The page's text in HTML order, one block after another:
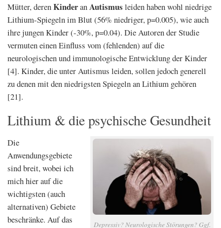
Mütter, derenKinderanAutismus leiden haben wohl niedrige
Lithium-Spiegeln im Blut (56% niedriger, p=0.005), wie auch
ihre jungen Kinder (-30%, p=0.04). Die Autoren der Studie
vermuten einen Einfluss vom (fehlenden) auf die
neurologischen und immunologische Entwicklung der Kinder
[4]. Kinder, die unter Autismus leiden, sollen jedoch generell
zu denen mit den niedrigsten Spiegeln an Lithium gehören
[21].
Lithium & die psychische Gesundheit
Depressiv? Neurologische Störungen? Ggf.
Die
Anwendungsgebiete
sind breit, wobei ich
mich hier auf die
wichtigsten (auch
alternativen) Gebiete
beschränke. Auf das